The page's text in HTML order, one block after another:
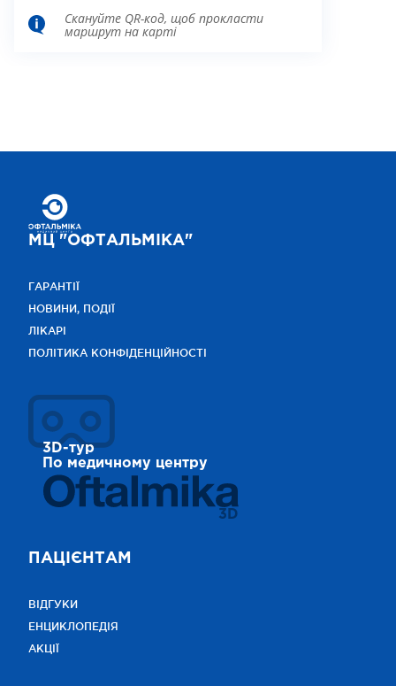
Скануйте QR-код, щоб прокласти
маршрут на карті
МЦ "ОФТАЛЬМІКА"
ГАРАНТІЇ
НОВИНИ, ПОДІЇ
ЛІКАРІ
ПОЛІТИКА КОНФІДЕНЦІЙНОСТІ
3D-тур
По медичному центру
3D
ПАЦІЄНТАМ
ВІДГУКИ
ЕНЦИКЛОПЕДІЯ
АКЦІЇ